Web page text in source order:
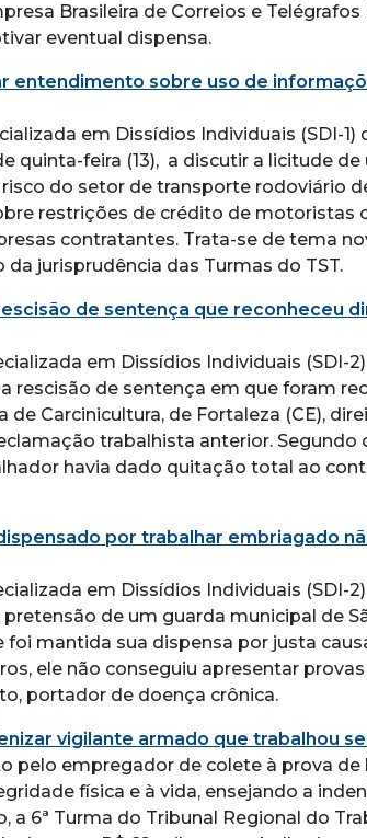
Brasileira de Correios e Telégrafos
eventual dispensa.
entendimento sobre uso de
em Dissídios Individuais (SDI-
quinta-feira (13), a discutir a licitude
do setor de transporte rodoviário
restrições de crédito de motoristas
contratantes. Trata-se de tema
jurisprudência das Turmas do TST.
de sentença que reconheceu
em Dissídios Individuais (SDI-
rescisão de sentença em que foram
de Carcinicultura, de Fortaleza (CE),
trabalhista anterior. Segundo
havia dado quitação total ao
por trabalhar embriagado
em Dissídios Individuais (SDI-
de um guarda municipal de
foi mantida sua dispensa por justa
ele não conseguiu apresentar
portador de doença crônica.
vigilante armado que trabalhou
pelo empregador de colete à prova
física e à vida, ensejando a
a 6ª Turma do Tribunal Regional do